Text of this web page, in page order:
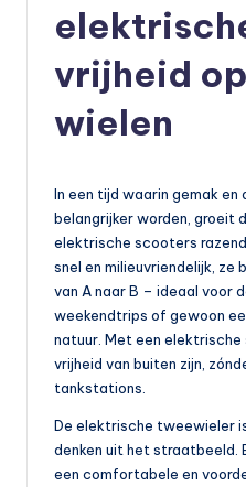
m
o
o
rr
d
vrijheid
wielen
In een tijd waarin gemak en
belangrijker worden, groeit
elektrische scooters
snel en milieuvriendelijk, ze
van A naar B – ideaal voor
weekendtrips of gewoon
natuur. Met een
vrijheid van buiten zijn,
tankstations.
De elektrische tweewieler
denken uit het straatbeeld.
een comfortabele en